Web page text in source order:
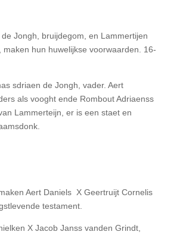
Jongh, bruijdegom, en Lammertijen
maken hun huwelijkse voorwaarden. 16-
sdriaen de Jongh, vader. Aert
als vooght ende Rombout Adriaenss
Lammerteijn, er is een staet en
Aert Daniels X Geertruijt Cornelis
testament.
X Jacob Janss vanden Grindt,